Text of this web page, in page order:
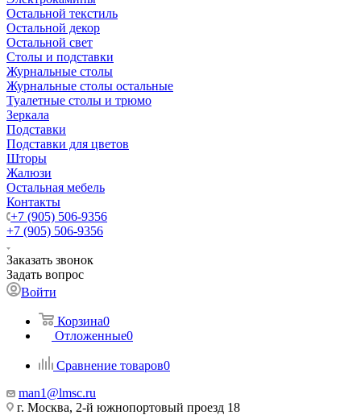
Остальной текстиль
Остальной декор
Остальной свет
Столы и подставки
Журнальные столы
Журнальные столы остальные
Туалетные столы и трюмо
Зеркала
Подставки
Подставки для цветов
Шторы
Жалюзи
Остальная мебель
Контакты
+7 (905) 506-9356
+7 (905) 506-9356
Заказать звонок
Задать вопрос
Войти
Корзина0
Отложенные0
Сравнение товаров0
man1@lmsc.ru
г. Москва, 2-й южнопортовый проезд 18